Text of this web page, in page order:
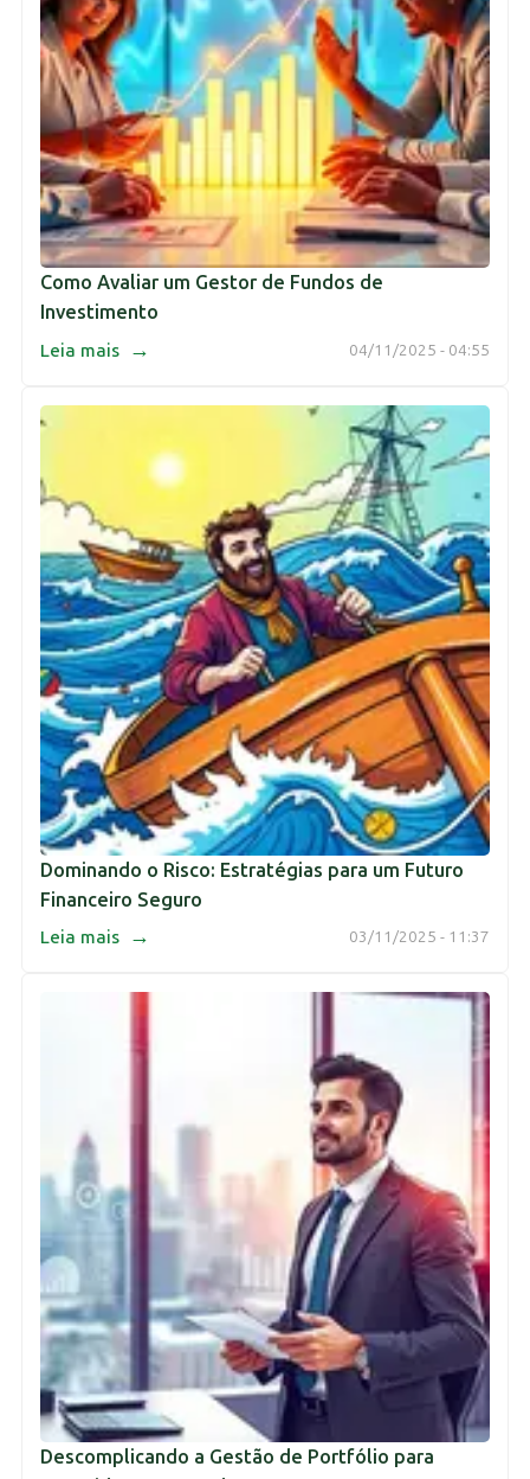
Como Avaliar um Gestor de Fundos de
Investimento
04/11/2025 - 04:55
Leia mais →
Dominando o Risco: Estratégias para um Futuro
Financeiro Seguro
03/11/2025 - 11:37
Leia mais →
Descomplicando a Gestão de Portfólio para